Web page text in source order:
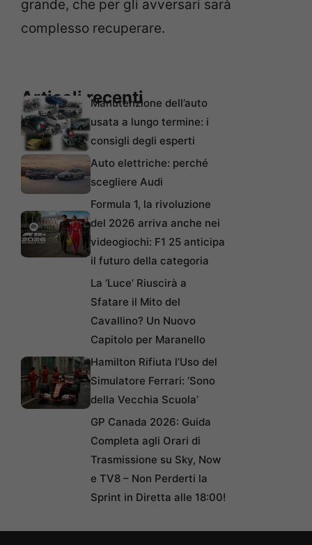
grande, che per gli avversari sarà
complesso recuperare.
Articoli recentiManutenzione dell’auto
usata a lungo termine: i
consigli degli esperti
Auto elettriche: perché
scegliere Audi
Formula 1, la rivoluzione
del 2026 arriva anche nei
videogiochi: F1 25 anticipa
il futuro della categoria
La ‘Luce’ Riuscirà a
Sfatare il Mito del
Cavallino? Un Nuovo
Capitolo per Maranello
Hamilton Rifiuta l’Uso del
Simulatore Ferrari: ‘Sono
della Vecchia Scuola’
GP Canada 2026: Guida
Completa agli Orari di
Trasmissione su Sky, Now
e TV8 – Non Perderti la
Sprint in Diretta alle 18:00!